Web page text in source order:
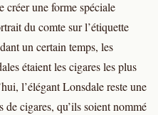
créer une forme spéciale
du comte sur l’étiquette
un certain temps, les
étaient les cigares les plus
l’élégant Lonsdale reste une
cigares, qu’ils soient nommé